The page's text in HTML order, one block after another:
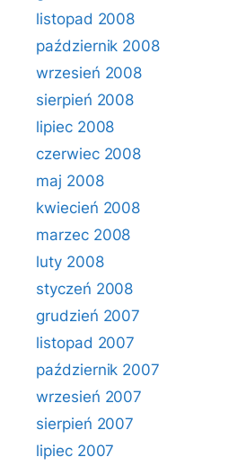
listopad 2008
październik 2008
wrzesień 2008
sierpień 2008
lipiec 2008
czerwiec 2008
maj 2008
kwiecień 2008
marzec 2008
luty 2008
styczeń 2008
grudzień 2007
listopad 2007
październik 2007
wrzesień 2007
sierpień 2007
lipiec 2007